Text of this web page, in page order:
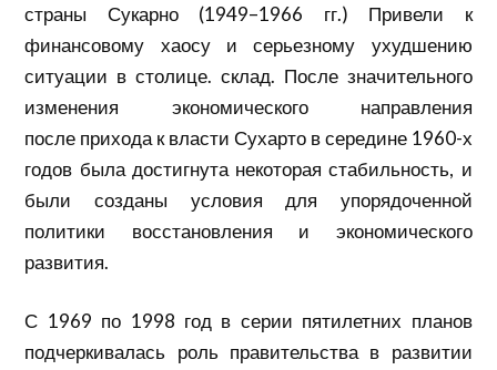
страны Сукарно(1949–1966 гг.) Привели к
финансовому хаосуи серьезному ухудшению
ситуации в столице. склад. После значительного
изменения экономического направления
после прихода к власти Сухартов середине 1960-х
годов была достигнута некоторая стабильность, и
были созданы условия для упорядоченной
политики восстановления и экономического
развития.
С 1969 по 1998 год в серии пятилетних планов
подчеркивалась роль правительства в развитии